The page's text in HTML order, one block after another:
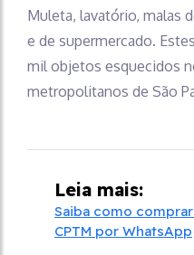
Muleta, lavatório, malas
e de supermercado.
mil objetos esquecidos
metropolitanos de São
Leia mais:
Saiba como
CPTM por WhatsApp